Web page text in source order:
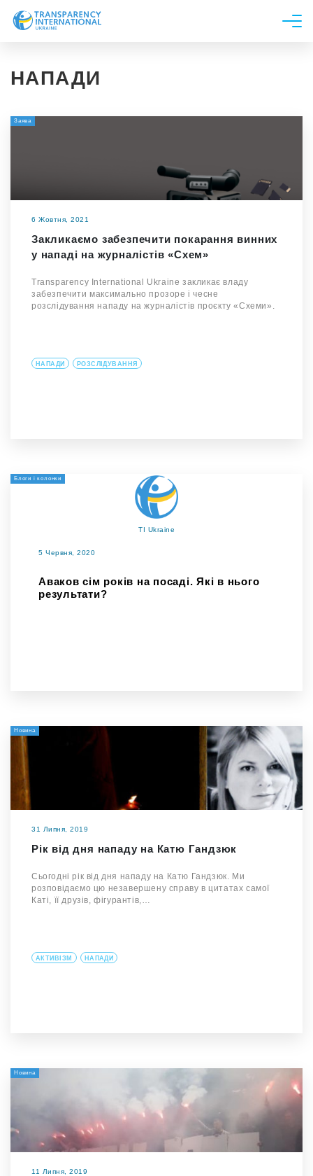
Новини
Напрями роботи
НАПАДИ
Заява
6 Жовтня, 2021
Закликаємо забезпечити покарання винних
у нападі на журналістів «Схем»
Transparency International Ukraine закликає владу
забезпечити максимально прозоре і чесне
розслідування нападу на журналістів проєкту «Схеми».
НАПАДИ РОЗСЛІДУВАННЯ
Блоги і колонки
TI Ukraine
5 Червня, 2020
Аваков сім років на посаді. Які в нього
результати?
Новина
31 Липня, 2019
Рік від дня нападу на Катю Гандзюк
Сьогодні рік від дня нападу на Катю Гандзюк. Ми
розповідаємо цю незавершену справу в цитатах самої
Каті, її друзів, фігурантів,…
АКТИВІЗМ НАПАДИ
Новина
11 Липня, 2019